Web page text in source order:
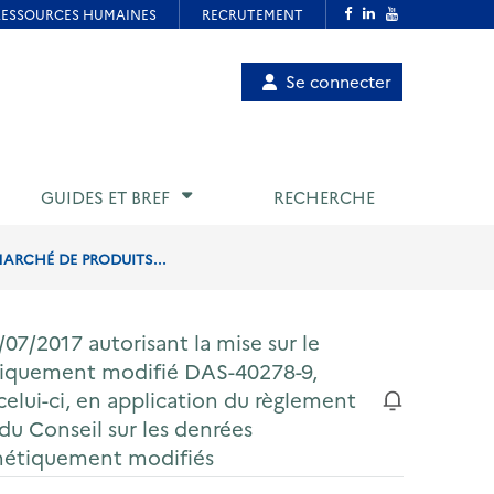
Menu
utilisateur
Se connecter
GUIDES ET BREF RECHERCHE
DE PRODUITS...
2017 autorisant la mise sur le
modifié DAS-40278-9,
ci, en application du règlement
Conseil sur les denrées
modifiés